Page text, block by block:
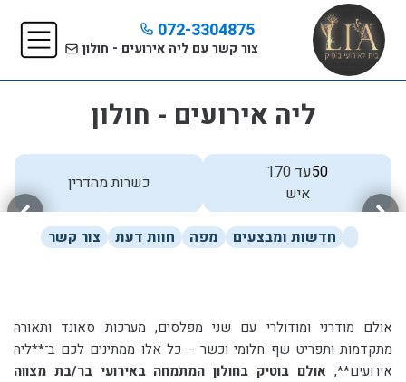
072-3304875
צור קשר עם ליה אירועים - חולון
ליה אירועים - חולון
50עד 170
איש
כשרות מהדרין
חדשות ומבצעים מפה חוות דעת צור קשר
אולם מודרני ומודולרי עם שני מפלסים, מערכות סאונד ותאורה
מתקדמות ותפריט שף חלומי וכשר – כל אלו ממתינים לכם ב־**ליה
אירועים**, אולם בוטיק בחולון המתמחה באירועי בר/בת מצווה